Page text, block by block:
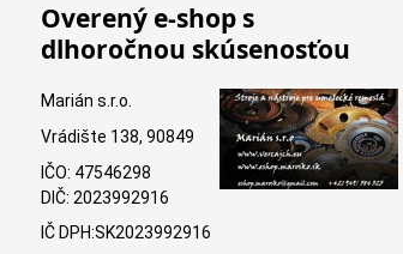
Overený e-shop s
dlhoročnou skúsenosťou
Marián s.r.o.
Vrádište 138, 90849
IČO: 47546298
DIČ: 2023992916
IČ DPH:SK2023992916